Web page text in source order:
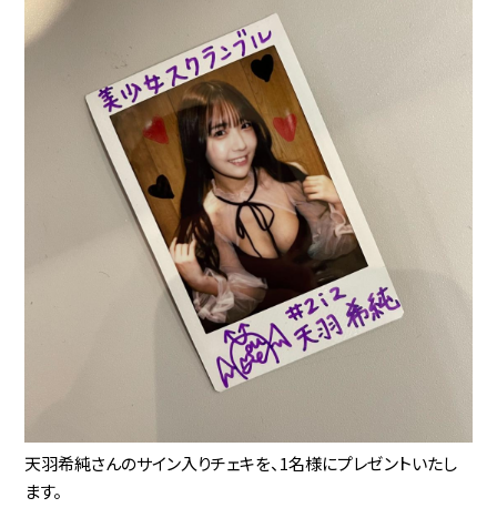
天羽希純さんのサイン入りチェキを、1名様にプレゼントいたし
ます。